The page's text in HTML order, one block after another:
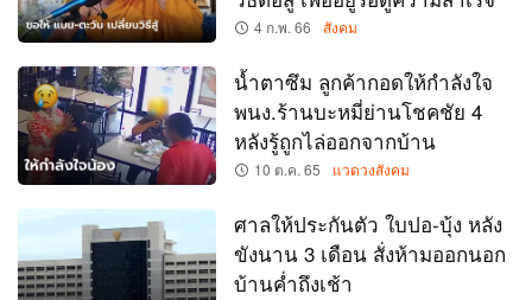
4 ก.พ. 66 สังคม
น้ำตาซึม ลูกค้ากอดให้กำลังใจ
พนง.ร้านบะหมี่ย่านโชคชัย 4
หลังรู้ถูกไล่ออกจากบ้าน
10 ต.ค. 65 แวดวงสังคม
ศาลให้ประกันตัว ใบปอ-บุ้ง หลัง
ขังนาน 3 เดือน สั่งห้ามออกนอก
บ้านค่ำถึงเช้า